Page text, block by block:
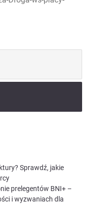
Sprawdź, jakie
prelegentów BNI+ –
i wyzwaniach dla